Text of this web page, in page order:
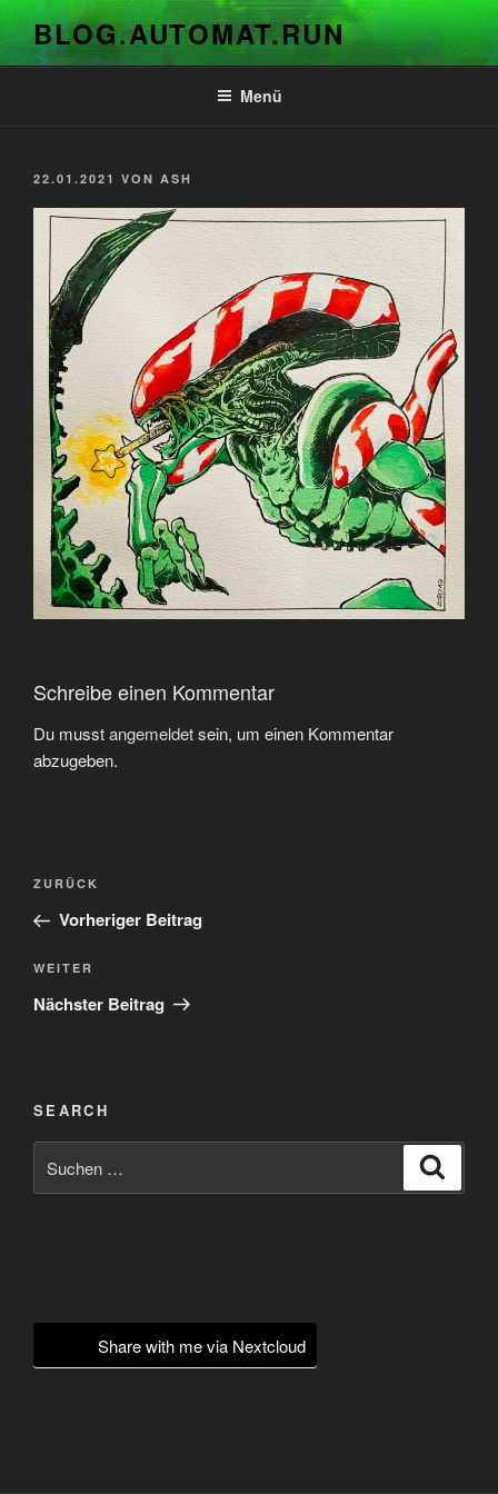
Zum
Inhalt
springen
BLOG.AUTOMAT.RUN
Menü
VERÖFFENTLICHT
22.01.2021 VON ASH
Schreibe einen Kommentar
Du musstangemeldetsein, um einen Kommentar
abzugeben.
Beitragsnavigation
Vorheriger
Beitrag
ZURÜCK
Vorheriger Beitrag
Nächster
Beitrag
WEITER
Nächster Beitrag
SEARCH
nach:
Share with me via Nextcloud